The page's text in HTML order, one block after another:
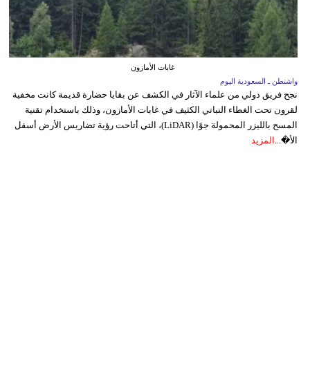
غابات الأمازون
واشنطن ـ السعودية اليوم
نجح فريق دولي من علماء الآثار في الكشف عن بقايا حضارة قديمة كانت مخفية
لقرون تحت الغطاء النباتي الكثيف في غابات الأمازون، وذلك باستخدام تقنية
المسح بالليزر المحمولة جوًا (LiDAR)، التي أتاحت رؤية تضاريس الأرض أسفل
الأ�... المزيد